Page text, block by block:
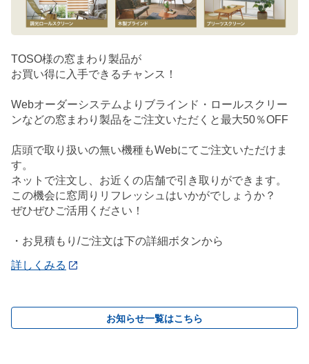
TOSO様の窓まわり製品が
お買い得に入手できるチャンス！
Webオーダーシステムよりブラインド・ロールスクリー
ンなどの窓まわり製品をご注文いただくと最大50％OFF
店頭で取り扱いの無い機種もWebにてご注文いただけま
す。
ネットで注文し、お近くの店舗で引き取りができます。
この機会に窓周りリフレッシュはいかがでしょうか？
ぜひぜひご活用ください！
・お見積もり/ご注文は下の詳細ボタンから
詳しくみる
お知らせ一覧はこちら